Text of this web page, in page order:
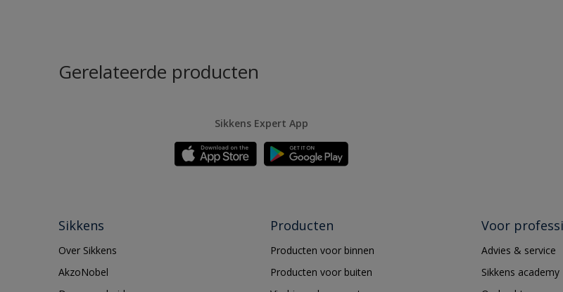
Gerelateerde producten
Sikkens Expert App
Sikkens
Over Sikkens
AkzoNobel
Producten
Producten voor binnen
Producten voor buiten
Voor
Advies & service
Sikkens academy